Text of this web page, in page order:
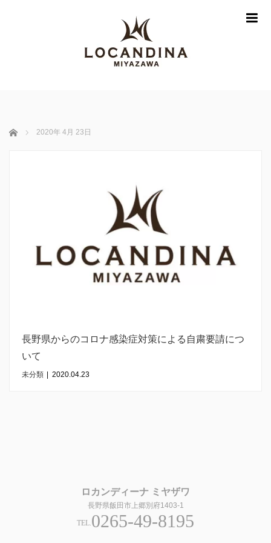
ホーム 2020年 4月 23日
長野県からのコロナ感染症対策による自粛要請につ
いて
未分類 | 2020.04.23
ロカンディーナ ミヤザワ
長野県飯田市上郷別府1403-1
TEL.0265-49-8195